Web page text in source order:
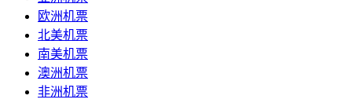
欧洲机票
北美机票
南美机票
澳洲机票
非洲机票